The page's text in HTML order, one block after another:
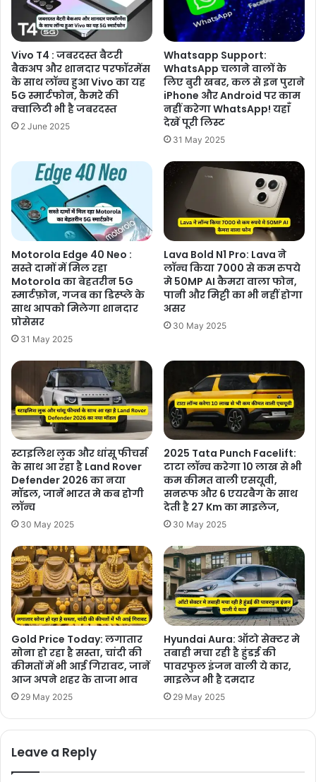
Vivo T4 : जबरदस्त बैटरी
बैकअप और शानदार परफॉरमेंस
के साथ लॉन्च हुआ Vivo का यह
5G स्मार्टफोन, कैमरे की
क्वालिटी भी है जबरदस्त
2 June 2025
Whatsapp Support:
WhatsApp चलाने वालों के
लिए बुरी खबर, कल से इन पुराने
iPhone और Android पर काम
नहीं करेगा WhatsApp! यहाँ
देखें पूरी लिस्ट
31 May 2025
Motorola Edge 40 Neo :
सस्ते दामों में मिल रहा
Motorola का बेहतरीन 5G
स्मार्टफ़ोन, गजब का डिस्प्ले के
साथ आपको मिलेगा शानदार
प्रोसेसर
31 May 2025
Lava Bold N1 Pro: Lava ने
लॉन्च किया 7000 से कम रुपये
मे 50MP AI कैमरा वाला फोन,
पानी और मिट्टी का भी नहीं होगा
असर
30 May 2025
स्टाइलिश लुक और धांसू फीचर्स
के साथ आ रहा है Land Rover
Defender 2026 का नया
मॉडल, जानें भारत मे कब होगी
लॉन्च
30 May 2025
2025 Tata Punch Facelift:
टाटा लॉन्च करेगा 10 लाख से भी
कम कीमत वाली एसयूवी,
सनरूफ और 6 एयरबैग के साथ
देती है 27 Km का माइलेज,
30 May 2025
Gold Price Today: लगातार
सोना हो रहा है सस्ता, चांदी की
कीमतों में भी आई गिरावट, जानें
आज अपने शहर के ताजा भाव
29 May 2025
Hyundai Aura: ऑटो सेक्टर मे
तबाही मचा रही है हुंडई की
पावरफुल इंजन वाली ये कार,
माइलेज भी है दमदार
29 May 2025
Leave a Reply